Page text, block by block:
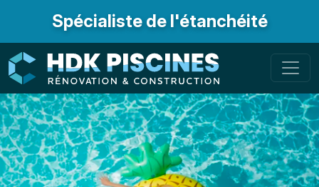
Spécialiste de l'étanchéité